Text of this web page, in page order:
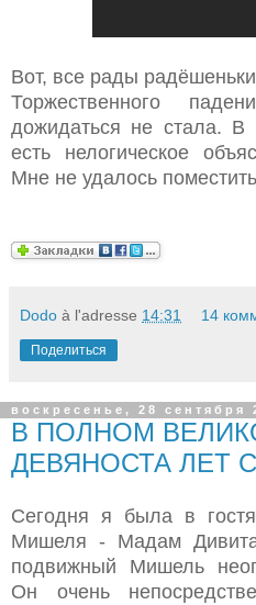
Вот, все рады
Торжественного
дожидаться не стала. В
есть нелогическое
Мне не удалось
Dodo à l'adresse 14:31 14
Поделиться
воскресенье, 28 сентября
В ПОЛНОМ
ДЕВЯНОСТА ЛЕТ
Сегодня я была в
Мишеля - Мадам
подвижный Мишель
Он очень